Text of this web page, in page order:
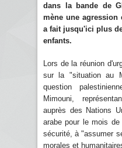
dans la bande de
mène une agression
a fait jusqu'ici plus
enfants.
Lors de la réunion
sur la "situation au
question
Mimouni,
auprès des Nations
arabe pour le mois
sécurité, à "assumer
morales et